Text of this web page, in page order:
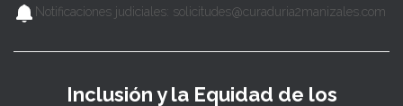
Notificaciones judiciales: solicitudes@curaduria2manizales.com
Inclusión y la Equidad de los